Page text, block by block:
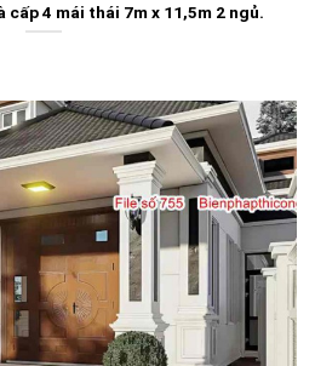
cấp 4 mái thái 7m x 11,5m 2 ngủ.